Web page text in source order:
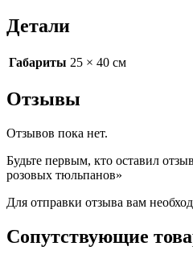
Детали
Габариты 25 × 40 см
Отзывы
Отзывов пока нет.
Будьте первым, кто оставил
розовых тюльпанов»
Для отправки отзыва вам
Сопутствующие